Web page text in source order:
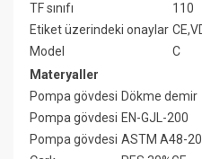
TF sınıfı
110
Etiket üzerindeki onaylar
Model
C
Materyaller
Pompa gövdesi Dökme demir
Pompa gövdesi EN-GJL-200
Pompa gövdesi ASTM A48-